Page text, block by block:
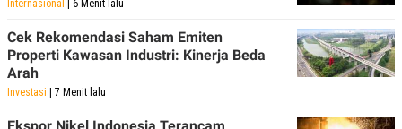
Internasional | 6 Menit lalu
Cek Rekomendasi Saham Emiten
Properti Kawasan Industri: Kinerja Beda
Arah
Investasi | 7 Menit lalu
Ekspor Nikel Indonesia Terancam